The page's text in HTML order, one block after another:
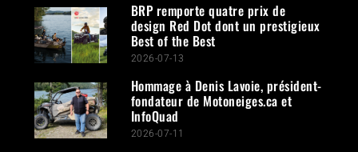
BRP remporte quatre prix de
design Red Dot dont un prestigieux
Best of the Best
2026-07-13
Hommage à Denis Lavoie, président-
fondateur de Motoneiges.ca et
InfoQuad
2026-07-11